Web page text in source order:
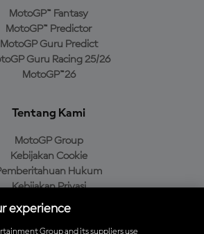
MotoGP™ Fantasy
MotoGP™ Predictor
MotoGP Guru Predict
Guru Racing 25/26
MotoGP™26
Tentang Kami
MotoGP Group
Kebijakan Cookie
Hukum
Kebijakan Privasi
Kebijakan Pembelian
experience
Group and its suppliers use